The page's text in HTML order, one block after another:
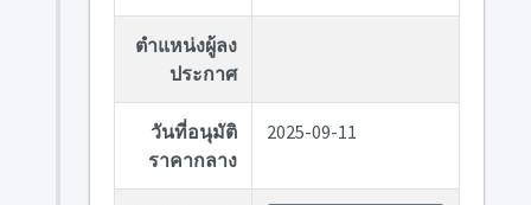
ตำแหน่งผู้ลง
ประกาศ
วันที่อนุมัติ
ราคากลาง
2025-09-11